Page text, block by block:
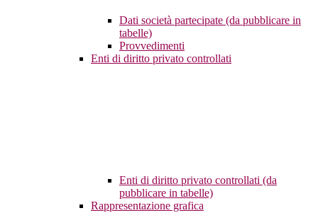
Dati società partecipate (da pubblicare in
tabelle)
Provvedimenti
Enti di diritto privato controllati
Enti di diritto privato controllati (da
pubblicare in tabelle)
Rappresentazione grafica